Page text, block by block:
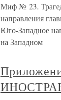
Миф № 23.
направления
Юго-Западное
на Западном